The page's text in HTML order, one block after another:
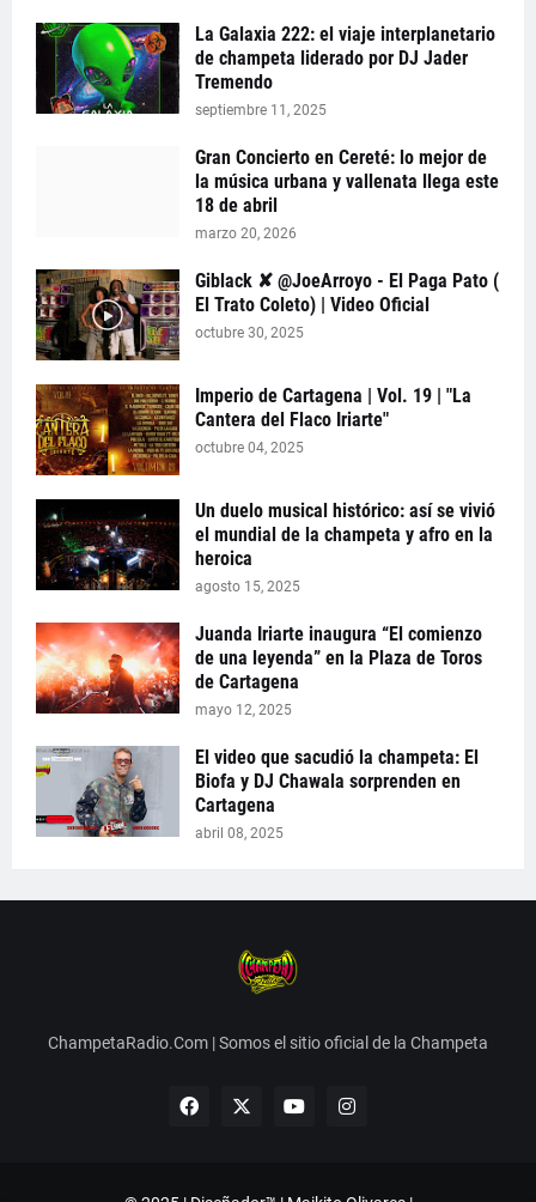
La Galaxia 222: el viaje interplanetario
de champeta liderado por DJ Jader
Tremendo
septiembre 11, 2025
Gran Concierto en Cereté: lo mejor de
la música urbana y vallenata llega este
18 de abril
marzo 20, 2026
Giblack ✘ @JoeArroyo - El Paga Pato (
El Trato Coleto) | Video Oficial
octubre 30, 2025
Imperio de Cartagena | Vol. 19 | "La
Cantera del Flaco Iriarte"
octubre 04, 2025
Un duelo musical histórico: así se vivió
el mundial de la champeta y afro en la
heroica
agosto 15, 2025
Juanda Iriarte inaugura “El comienzo
de una leyenda” en la Plaza de Toros
de Cartagena
mayo 12, 2025
El video que sacudió la champeta: El
Biofa y DJ Chawala sorprenden en
Cartagena
abril 08, 2025
ChampetaRadio.Com | Somos el sitio oficial de la Champeta